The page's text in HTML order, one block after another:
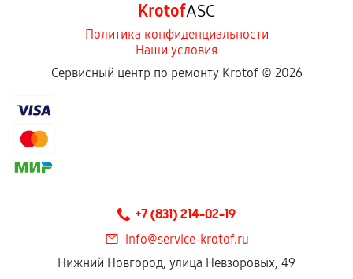
KrotofASC
Политика конфиденциальности
Наши условия
Сервисный центр по ремонту Krotof © 2026
+7 (831) 214-02-19
info@service-krotof.ru
Нижний Новгород, улица Невзоровых, 49